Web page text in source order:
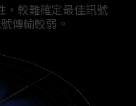
，較難確定最佳訊號
號傳輸較弱。